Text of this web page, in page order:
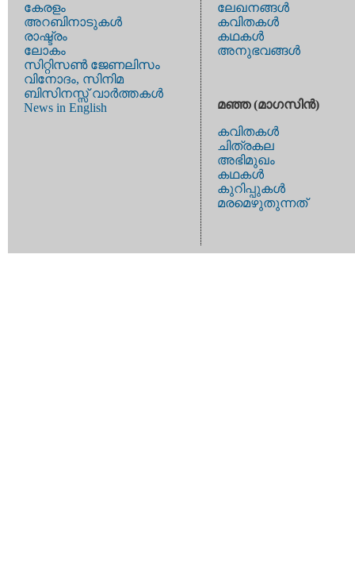
കേരളം
അറബിനാടുകള്‍
രാഷ്ട്രം
ലോകം
സിറ്റിസണ്‍ ജേണലിസം
വിനോദം, സിനിമ
ബിസിനസ്സ് വാര്‍ത്തകള്‍
News in English
ലേഖനങ്ങള്‍
കവിതകള്‍
കഥകള്‍
അനുഭവങ്ങള്‍
മഞ്ഞ (മാഗസിന്‍)
കവിതകള്‍
ചിത്രകല
അഭിമുഖം
കഥകള്‍
കുറിപ്പുകള്‍
മരമെഴുതുന്നത്